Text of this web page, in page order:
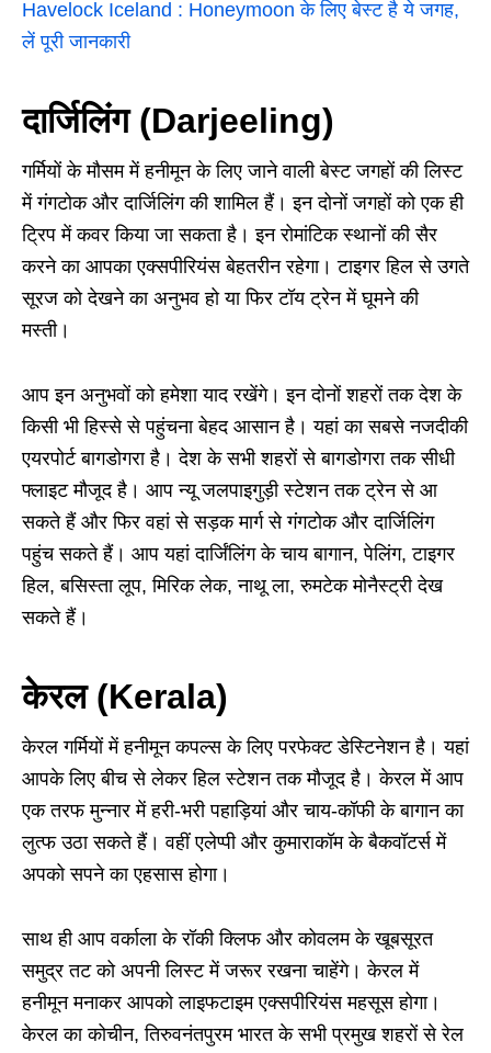
Havelock Iceland : Honeymoon के लिए बेस्ट है ये जगह,
लें पूरी जानकारी
दार्जिलिंग (Darjeeling)
गर्मियों के मौसम में हनीमून के लिए जाने वाली बेस्ट जगहों की लिस्ट
में गंगटोक और दार्जिलिंग की शामिल हैं। इन दोनों जगहों को एक ही
ट्रिप में कवर किया जा सकता है। इन रोमांटिक स्थानों की सैर
करने का आपका एक्सपीरियंस बेहतरीन रहेगा। टाइगर हिल से उगते
सूरज को देखने का अनुभव हो या फिर टॉय ट्रेन में घूमने की
मस्ती।
आप इन अनुभवों को हमेशा याद रखेंगे। इन दोनों शहरों तक देश के
किसी भी हिस्से से पहुंचना बेहद आसान है। यहां का सबसे नजदीकी
एयरपोर्ट बागडोगरा है। देश के सभी शहरों से बागडोगरा तक सीधी
फ्लाइट मौजूद है। आप न्यू जलपाइगुड़ी स्टेशन तक ट्रेन से आ
सकते हैं और फिर वहां से सड़क मार्ग से गंगटोक और दार्जिलिंग
पहुंच सकते हैं। आप यहां दार्जिंलिंग के चाय बागान, पेलिंग, टाइगर
हिल, बसिस्ता लूप, मिरिक लेक, नाथू ला, रुमटेक मोनैस्ट्री देख
सकते हैं।
केरल (Kerala)
केरल गर्मियों में हनीमून कपल्स के लिए परफेक्ट डेस्टिनेशन है। यहां
आपके लिए बीच से लेकर हिल स्टेशन तक मौजूद है। केरल में आप
एक तरफ मुन्नार में हरी-भरी पहाड़ियां और चाय-कॉफी के बागान का
लुत्फ उठा सकते हैं। वहीं एलेप्पी और कुमाराकॉम के बैकवॉटर्स में
अपको सपने का एहसास होगा।
साथ ही आप वर्काला के रॉकी क्लिफ और कोवलम के खूबसूरत
समुद्र तट को अपनी लिस्ट में जरूर रखना चाहेंगे। केरल में
हनीमून मनाकर आपको लाइफटाइम एक्सपीरियंस महसूस होगा।
केरल का कोचीन, तिरुवनंतपुरम भारत के सभी प्रमुख शहरों से रेल